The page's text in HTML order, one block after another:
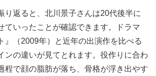
り返ると、北川景子さんは20代後半に
ていったことが確認できます。ドラマ
』（2009年）と近年の出演作を比べる
ンの違いが見てとれます。役作りに合わ
程で顔の脂肪が落ち、骨格が浮き出やす